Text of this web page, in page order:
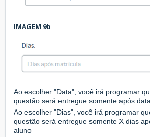
IMAGEM 9b
Ao escolher "Data", você irá programar
questão será entregue somente após
Ao escolher "Dias", você irá programar
questão será entregue somente X dias
aluno